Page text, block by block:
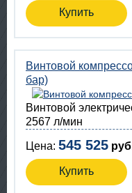
Купить
Винтовой
бар)
Винтовой
2567 л/мин
Цена: 545 525
Купить